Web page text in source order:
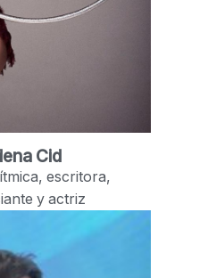
Cid
escritora,
y actriz